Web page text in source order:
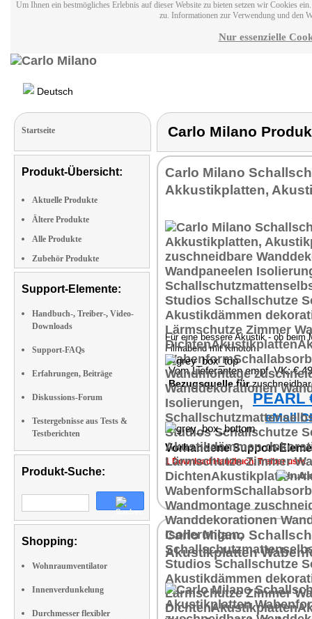
Um Ihnen ein bestmögliches Erlebnis auf dieser Website zu bieten setzen wir Cookies
zu. Informationen zur Verwendung und den
Nur essenzielle
Deutsch
Startseite
Produkt-Übersicht:
Aktuelle Produkte
Ältere Produkte
Alle Produkte
Zubehör Produkte
Support-Elemente:
Handbuch-, Treiber-, Video-
Downloads
Support-FAQs
Erfahrungen, Beiträge
Diskussions-Forum
Testergebnisse aus Tests &
Testberichten
Produkt-Suche:
Shopping:
Wohnraumventilator
Innenverdunkelung
Durchmesser flexibler
Carlo Milano
Carlo Milano
Akkustikplatten,
Für eine bessere Akustik - ob beim
Filmabend mit Kinoton
Vom Lieferanten empf. VK: €
Bezugsquelle fürzuschneidbar
PEARL
eMall
Vorhandene Support-
1 Download Handbuch, Treiber usw.
Carlo Milano
Akustikplatten